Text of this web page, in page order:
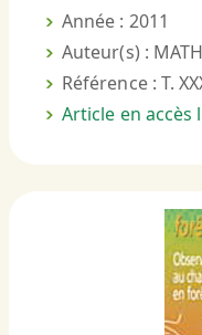
Année : 2011
Auteur(s) :
Référence : T.
Article en